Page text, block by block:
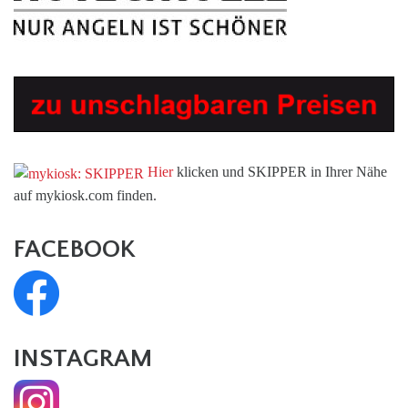
Hierklicken und SKIPPER in Ihrer Nähe
auf mykiosk.com finden.
FACEBOOK
INSTAGRAM